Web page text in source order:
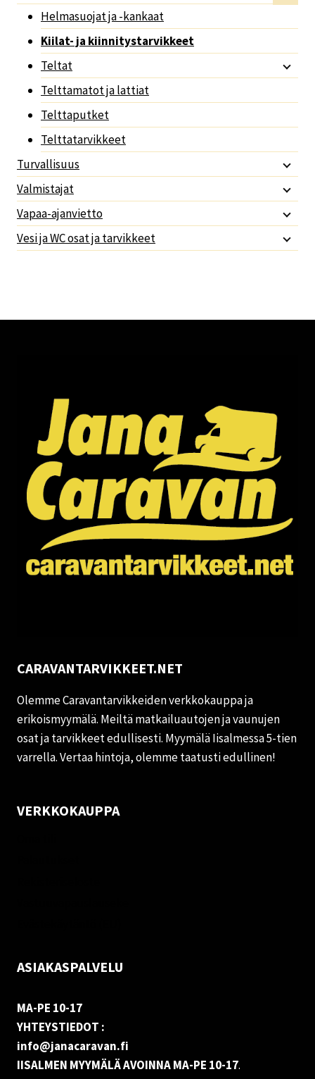
Helmasuojat ja -kankaat
Kiilat- ja kiinnitystarvikkeet
Teltat
Telttamatot ja lattiat
Telttaputket
Telttatarvikkeet
Turvallisuus
Valmistajat
Vapaa-ajanvietto
Vesi ja WC osat ja tarvikkeet
CARAVANTARVIKKEET.NET
Olemme Caravantarvikkeiden verkkokauppa ja
erikoismyymälä. Meiltä matkailuautojen ja vaunujen
osat ja tarvikkeet edullisesti. Myymälä Iisalmessa 5-tien
varrella. Vertaa hintoja, olemme taatusti edullinen!
VERKKOKAUPPA
ASIAKASPALVELU
MA-PE 10-17
YHTEYSTIEDOT :
info@janacaravan.fi
IISALMEN MYYMÄLÄ AVOINNA MA-PE 10-17.